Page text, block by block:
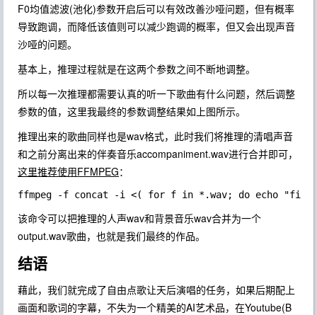
F0均值滤波(池化)参数开启后可以有效改善沙哑问题，但有概率
导致跑调，而降低该值则可以减少跑调的概率，但又会出现声音
沙哑的问题。
基本上，推理过程就是在这两个参数之间不断地调整。
所以每一次推理都需要认真的听一下歌曲有什么问题，然后调整
参数的值，这里我最终的参数调整结果如上图所示。
推理出来的歌曲同样也是wav格式，此时我们将推理的清唱声音
和之前分离出来的伴奏音乐accompaniment.wav进行合并即可，
这里推荐使用FFMPEG：
该命令可以把推理的人声wav和背景音乐wav合并为一个
output.wav歌曲，也就是我们最终的作品。
结语
藉此，我们就完成了自由点歌让天后演唱的任务，如果后期配上
画面和歌词的字幕，不失为一个精美的AI艺术品，在Youtube(B